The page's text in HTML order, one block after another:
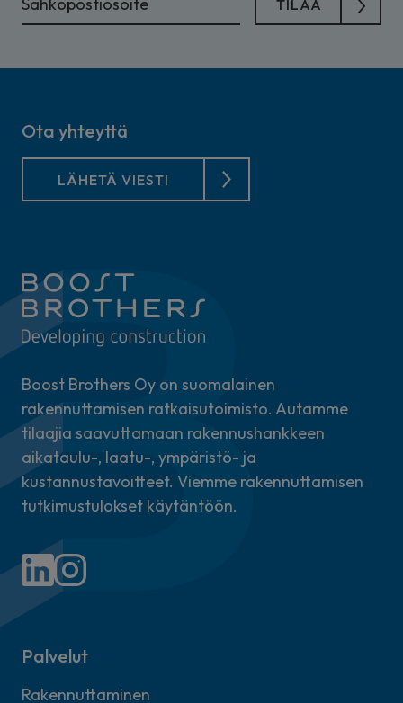
Boost Brothers Oy on suomalainen
rakennuttamisen ratkaisutoimisto. Autamme
tilaajia saavuttamaan rakennushankkeen
aikataulu-, laatu-, ympäristö- ja
kustannustavoitteet. Viemme rakennuttamisen
tutkimustulokset käytäntöön.
Palvelut
Rakennuttaminen
Ota yhteyttä
LÄHETÄ VIESTI